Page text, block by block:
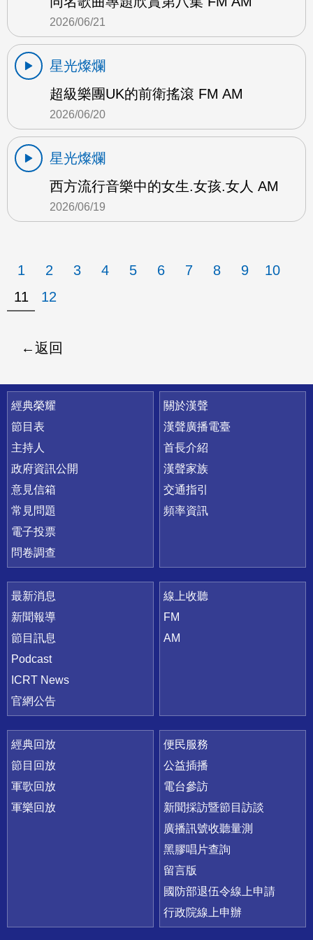
2026/06/21
星光燦爛
超級樂團UK的前衛搖滾 FM AM
2026/06/20
星光燦爛
西方流行音樂中的女生.女孩.女人 AM
2026/06/19
1 2 3 4 5 6 7 8 9
10
11
12
返回
快速連結
經典榮耀
節目表
主持人
政府資訊公開
意見信箱
常見問題
電子投票
問卷調查
關於漢聲
漢聲廣播電臺
首長介紹
漢聲家族
交通指引
頻率資訊
最新消息
新聞報導
節目訊息
Podcast
ICRT News
官網公告
線上收聽
FM
AM
經典回放
節目回放
軍歌回放
軍樂回放
便民服務
公益插播
電台參訪
新聞採訪暨節目訪談
廣播訊號收聽量測
黑膠唱片查詢
留言版
國防部退伍令線上申請
行政院線上申辦